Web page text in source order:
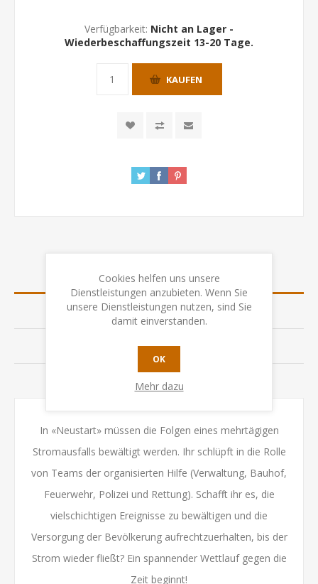
Verfügbarkeit: Nicht an Lager -
Wiederbeschaffungszeit 13-20 Tage.
KAUFEN
ÜBERSICHT
SPEZIFIKATION
BEWERTUNGEN
KONTAKTIEREN SIE UNS
In «Neustart» müssen die Folgen eines mehrtägigen
Stromausfalls bewältigt werden. Ihr schlüpft in die Rolle
von Teams der organisierten Hilfe (Verwaltung, Bauhof,
Feuerwehr, Polizei und Rettung). Schafft ihr es, die
vielschichtigen Ereignisse zu bewältigen und die
Versorgung der Bevölkerung aufrechtzuerhalten, bis der
Strom wieder fließt? Ein spannender Wettlauf gegen die
Zeit beginnt!
Cookies helfen uns unsere
Dienstleistungen anzubieten. Wenn Sie
unsere Dienstleistungen nutzen, sind Sie
damit einverstanden.
OK
Mehr dazu